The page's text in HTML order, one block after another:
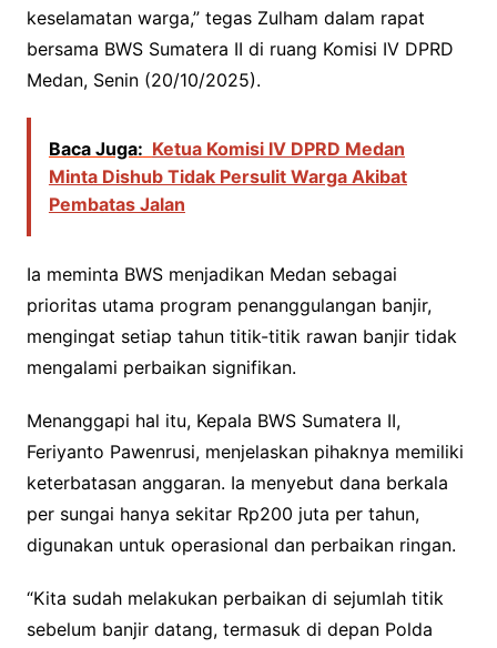
keselamatan warga,” tegas Zulham dalam rapat
bersama BWS Sumatera II di ruang Komisi IV DPRD
Medan, Senin (20/10/2025).
Baca Juga: Ketua Komisi IV DPRD Medan
Minta Dishub Tidak Persulit Warga Akibat
Pembatas Jalan
Ia meminta BWS menjadikan Medan sebagai
prioritas utama program penanggulangan banjir,
mengingat setiap tahun titik-titik rawan banjir tidak
mengalami perbaikan signifikan.
Menanggapi hal itu, Kepala BWS Sumatera II,
Feriyanto Pawenrusi, menjelaskan pihaknya memiliki
keterbatasan anggaran. Ia menyebut dana berkala
per sungai hanya sekitar Rp200 juta per tahun,
digunakan untuk operasional dan perbaikan ringan.
“Kita sudah melakukan perbaikan di sejumlah titik
sebelum banjir datang, termasuk di depan Polda